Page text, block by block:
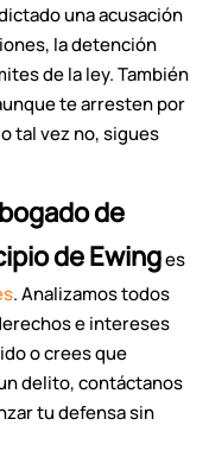
una acusación
la detención
de la ley. También
te arresten por
tal vez no, sigues
de
de Ewinges
. Analizamos todos
e intereses
o crees que
delito, contáctanos
tu defensa sin